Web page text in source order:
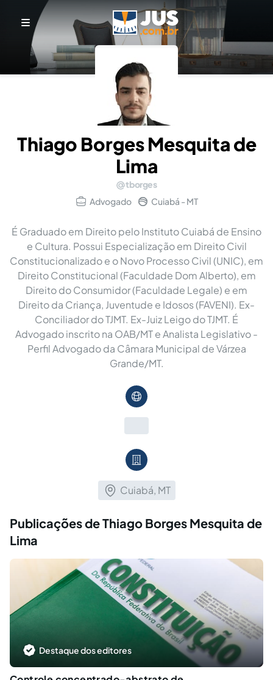
Thiago Borges Mesquita de
Lima
tborges
Advogado
Cuiabá - MT
É Graduado em Direito pelo Instituto Cuiabá de Ensino
e Cultura. Possui Especialização em Direito Civil
Constitucionalizado e o Novo Processo Civil (UNIC), em
Direito Constitucional (Faculdade Dom Alberto), em
Direito do Consumidor (Faculdade Legale) e em
Direito da Criança, Juventude e Idosos (FAVENI). Ex-
Conciliador do TJMT. Ex-Juiz Leigo do TJMT. É
Advogado inscrito na OAB/MT e Analista Legislativo -
Perfil Advogado da Câmara Municipal de Várzea
Grande/MT.
Cuiabá, MT
Publicações de Thiago Borges Mesquita de
Lima
Destaque dos editores